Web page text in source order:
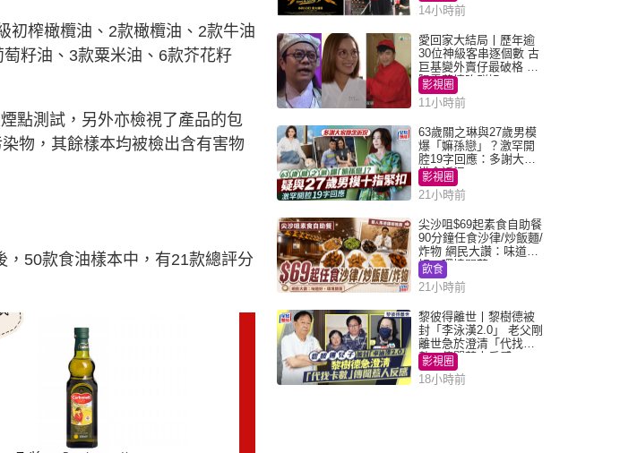
初榨橄欖油、2款橄欖油、2款牛油
籽油、3款粟米油、6款芥花籽
點測試，另外亦檢視了產品的包
物，其餘樣本均被檢出含有害物
50款食油樣本中，有21款總評分
14小時前
愛回家大結局丨歷年逾
30位神級客串逐個數 古
巨基變外賣仔最破格 歐
陽震華情陷群姐
影視圈
11小時前
63歲關之琳與27歲男模
爆「嫲孫戀」？激罕開
腔19字回應：多謝大家
掛念近況
影視圈
21小時前
尖沙咀$69起素食自助餐
90分鐘任食沙律/炒飯麵/
炸物 網民大讚：味道
好，環境闊落
飲食
21小時前
黎彼得離世丨黎樹德被
封「李泳漢2.0」 老父剛
離世急於澄清「代找卡
數」傳聞惹人反感
影視圈
18小時前